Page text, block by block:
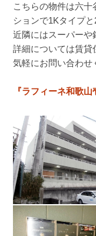
こちらの物件は六
ションで1Kタイプ
近隣にはスーパーや
詳細については賃貸
気軽にお問い合わせ
『ラフィーネ和歌